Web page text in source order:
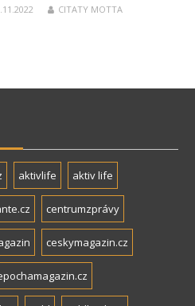
CITATY MOTTA
aktivlife aktiv life
centrumzprávy
ceskymagazin.cz